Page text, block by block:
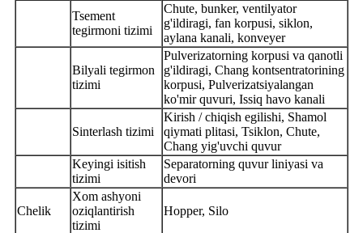
Tsement
tegirmoni tizimi
Chute, bunker, ventilyator
g'ildiragi, fan korpusi, siklon,
aylana kanali, konveyer
Bilyali tegirmon
tizimi
Pulverizatorning korpusi va qanotli
g'ildiragi, Chang kontsentratorining
korpusi, Pulverizatsiyalangan
ko'mir quvuri, Issiq havo kanali
Sinterlash tizimi
Kirish / chiqish egilishi, Shamol
qiymati plitasi, Tsiklon, Chute,
Chang yig'uvchi quvur
Keyingi isitish
tizimi
Separatorning quvur liniyasi va
devori
Chelik
Xom ashyoni
oziqlantirish
tizimi
Hopper, Silo